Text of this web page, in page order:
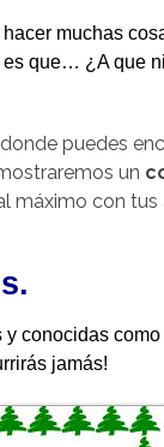
muchas
es que… ¿A que
puedes
un
máximo con tus
y conocidas
jamás!